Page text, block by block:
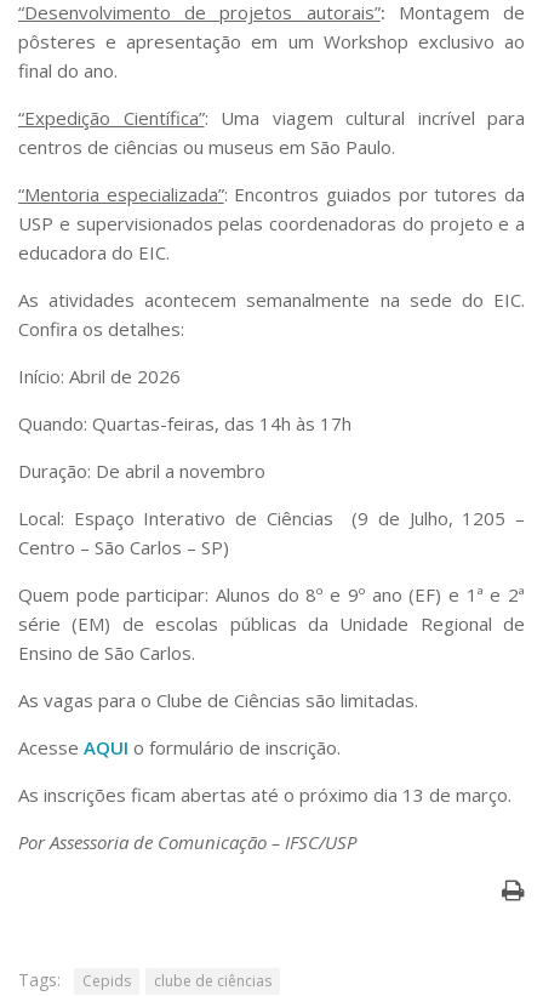
“Desenvolvimento de projetos autorais”: Montagem de
pôsteres e apresentação em um Workshop exclusivo ao
final do ano.
“Expedição Científica”: Uma viagem cultural incrível para
centros de ciências ou museus em São Paulo.
“Mentoria especializada”: Encontros guiados por tutores da
USP e supervisionados pelas coordenadoras do projeto e a
educadora do EIC.
As atividades acontecem semanalmente na sede do EIC.
Confira os detalhes:
Início: Abril de 2026
Quando: Quartas-feiras, das 14h às 17h
Duração: De abril a novembro
Local: Espaço Interativo de Ciências (9 de Julho, 1205 –
Centro – São Carlos – SP)
Quem pode participar: Alunos do 8º e 9º ano (EF) e 1ª e 2ª
série (EM) de escolas públicas da Unidade Regional de
Ensino de São Carlos.
As vagas para o Clube de Ciências são limitadas.
Acesse AQUI o formulário de inscrição.
As inscrições ficam abertas até o próximo dia 13 de março.
Por Assessoria de Comunicação – IFSC/USP
Tags: Cepids
clube de ciências